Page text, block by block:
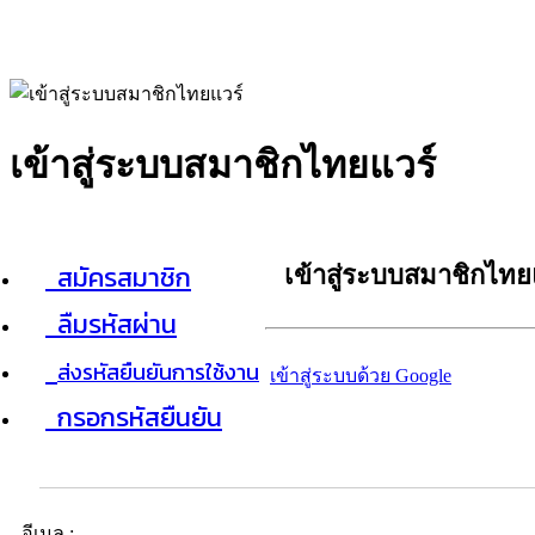
เข้าสู่ระบบสมาชิกไทยแวร์
สมัครสมาชิก
ลืมรหัสผ่าน
ส่งรหัสยืนยันการใช้งาน
กรอกรหัสยืนยัน
เข้าสู่ระบบสมาชิกไท
เข้าสู่ระบบด้วย Google